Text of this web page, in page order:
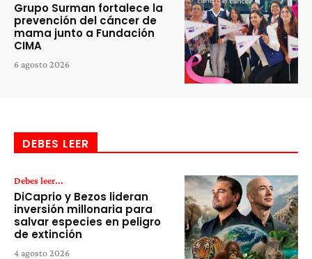
Grupo Surman fortalece la
prevención del cáncer de
mama junto a Fundación
CIMA
6 agosto 2026
DEBES LEER
Debes leer...
DiCaprio y Bezos lideran
inversión millonaria para
salvar especies en peligro
de extinción
4 agosto 2026